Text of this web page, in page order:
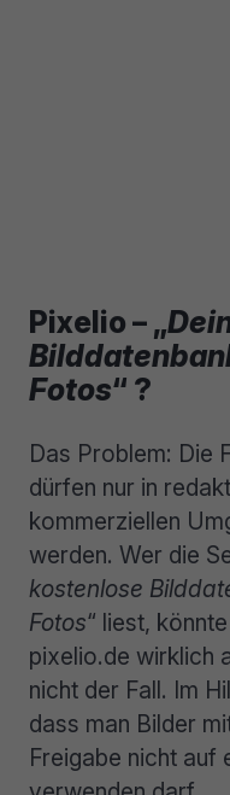
Pixelio – „
Fotos“ ?
Das Problem: Die
dürfen nur in
kommerziellen
werden. Wer die
kostenlose
Fotos“ liest,
pixelio.de wirklich
nicht der Fall. Im
dass man Bilder
Freigabe nicht auf